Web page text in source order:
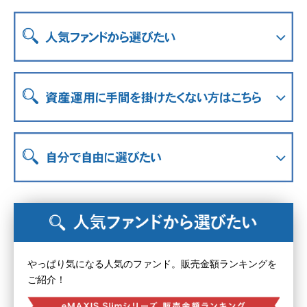
やっぱり気になる人気のファンド。販売金額ランキングを
ご紹介！